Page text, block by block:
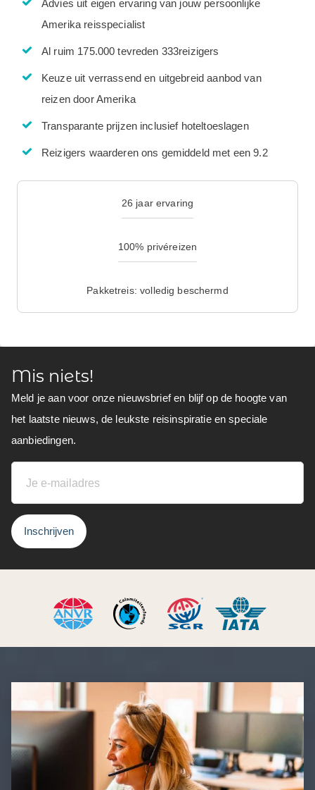
Advies uit eigen ervaring van jouw persoonlijke
Amerika reisspecialist
Al ruim 175.000 tevreden 333reizigers
Keuze uit verrassend en uitgebreid aanbod van
reizen door Amerika
Transparante prijzen inclusief hoteltoeslagen
Reizigers waarderen ons gemiddeld met een 9.2
26 jaar ervaring
100% privéreizen
Pakketreis: volledig beschermd
Mis niets!
Meld je aan voor onze nieuwsbrief en blijf op de hoogte van
het laatste nieuws, de leukste reisinspiratie en speciale
aanbiedingen.
Inschrijven